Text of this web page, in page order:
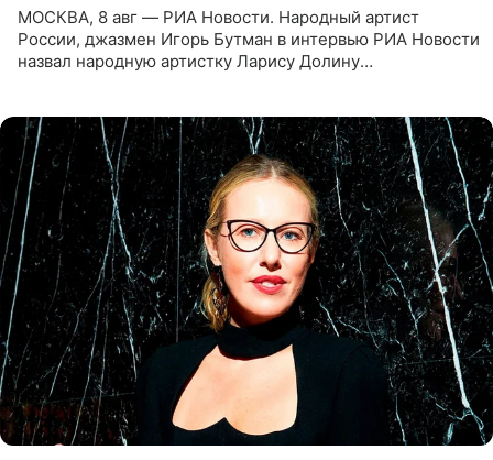
МОСКВА, 8 авг — РИА Новости. Народный артист
России, джазмен Игорь Бутман в интервью РИА Новости
назвал народную артистку Ларису Долину